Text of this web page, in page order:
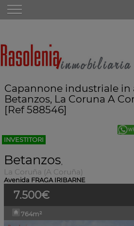
Capannone industriale
Betanzos, La Coruna A
[Ref 588546]
INVESTITORI
Betanzos,
La Coruña (A Coruña)
Avenida FRAGA IRIBARNE
7.500€
764m²